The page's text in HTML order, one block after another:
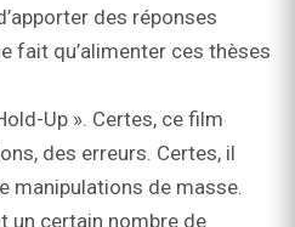
des réponses
fait qu’alimenter ces thèses
Up ». Certes, ce film
des erreurs. Certes, il
manipulations de masse.
un certain nombre de